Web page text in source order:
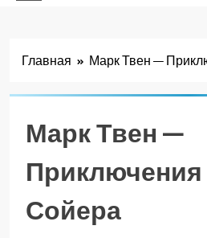
Главная Марк Твен —
Марк Твен —
Сойера